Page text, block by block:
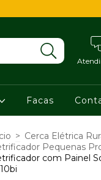
Facas
> Cerca Elétrica
Pequenas
com Painel